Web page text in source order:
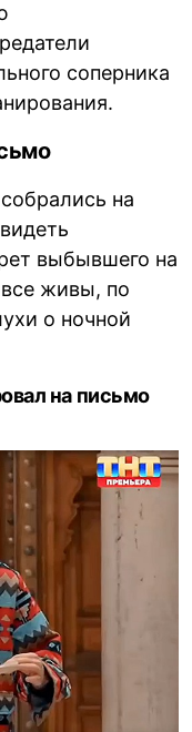
соперника
на
выбывшего на
все живы, по
о ночной
на письмо